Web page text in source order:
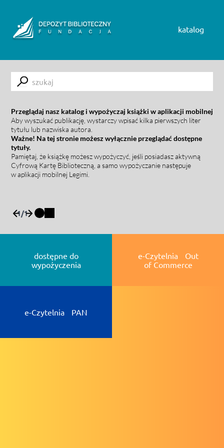
katalog
Submit
Przeglądaj nasz katalog i wypożyczaj książki w aplikacji mobilnej
Aby wyszukać publikację, wystarczy wpisać kilka pierwszych liter
tytułu lub nazwiska autora.
Ważne! Na tej stronie możesz wyłącznie przeglądać dostępne
tytuły.
Pamiętaj, że książkę możesz wypożyczyć, jeśli posiadasz aktywną
Cyfrową Kartę Biblioteczną, a samo wypożyczanie następuje
w aplikacji mobilnej Legimi.
1/1
dostępne do
wypożyczenia
e-Czytelnia Out
of Commerce
e-Czytelnia PAN